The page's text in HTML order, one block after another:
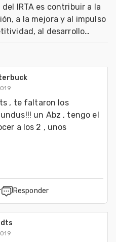
IRTA es contribuir a la
a la mejora y al impulso
al desarrollo
los sectores agrario, ali
, te faltaron los
un Abz , tengo el
a los 2 , unos
Responder